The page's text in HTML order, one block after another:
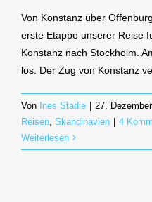
Von Konstanz über
erste Etappe unserer Reise
Konstanz nach Stockholm.
los. Der Zug von Konstanz
Von Ines Stadie | 27.
Reisen Skandinavien | 4
Weiterlesen